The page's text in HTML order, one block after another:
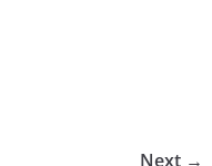
Next →